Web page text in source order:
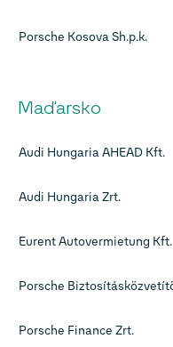
Porsche Kosova Sh.p.k.
Maďarsko
Audi Hungaria AHEAD Kft.
Audi Hungaria Zrt.
Eurent Autovermietung Kft.
Porsche
Porsche Finance Zrt.